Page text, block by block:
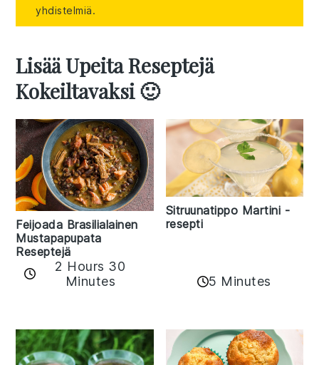
yhdistelmiä.
Lisää Upeita Reseptejä
Kokeiltavaksi 🙂
Feijoada Brasilialainen
Mustapapupata
Reseptejä
2 Hours 30
Minutes
Sitruunatippo Martini -
resepti
5 Minutes